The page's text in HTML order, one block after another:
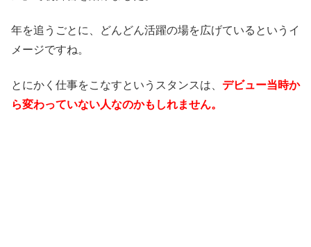
年を追うごとに、どんどん活躍の場を広げているというイ
メージですね。
とにかく仕事をこなすというスタンスは、 デビュー当時か
ら変わっていない人なのかもしれません。